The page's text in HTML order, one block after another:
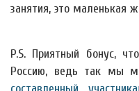
занятия, это маленькая
P.S. Приятный бонус,
Россию, ведь так мы